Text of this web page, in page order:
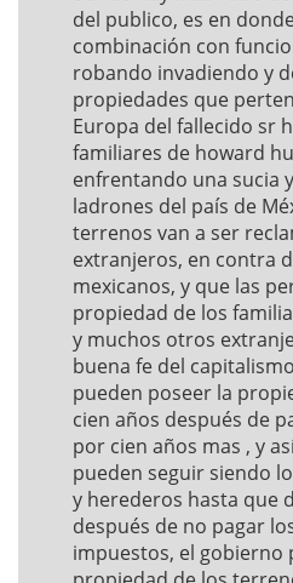
del publico, es en
combinación con
robando invadiendo y
propiedades que
Europa del fallecido sr
familiares de howard
enfrentando una sucia
ladrones del país de
terrenos van a ser
extranjeros, en contra
mexicanos, y que las
propiedad de los
y muchos otros
buena fe del
pueden poseer la
cien años después de
por cien años mas , y
pueden seguir siendo
y herederos hasta que
después de no pagar
impuestos, el gobierno